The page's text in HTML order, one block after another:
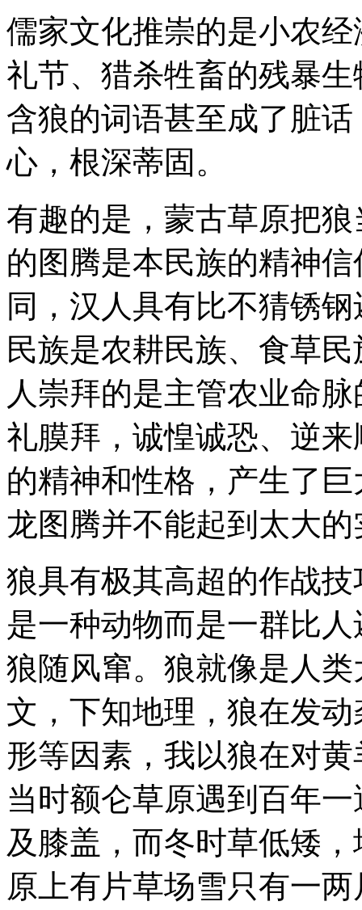
儒家文化推崇的是小农
礼节、猎杀牲畜的残暴
含狼的词语甚至成了脏
心，根深蒂固。
有趣的是，蒙古草原把
的图腾是本民族的精神
同，汉人具有比不猜锈
民族是农耕民族、食草
人崇拜的是主管农业命
礼膜拜，诚惶诚恐、逆
的精神和性格，产生了
龙图腾并不能起到太大
狼具有极其高超的作战
是一种动物而是一群比
狼随风窜。狼就像是人
文，下知地理，狼在发
形等因素，我以狼在对
当时额仑草原遇到百年
及膝盖，而冬时草低矮
原上有片草场雪只有一